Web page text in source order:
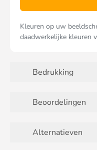
Kleuren op uw
daadwerkelijke kleuren
Bedrukking
Beoordelingen
Alternatieven